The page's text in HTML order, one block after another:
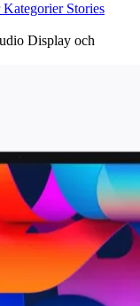
Kategorier Stories
Display och